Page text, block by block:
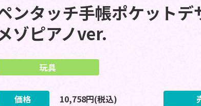
ンタッチ手帳ポケット
ゾピアノver.
玩具
価格 10,758円(税込)